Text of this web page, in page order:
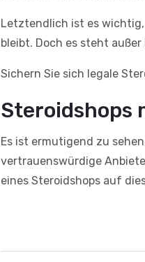
Letztendlich ist es
bleibt. Doch es steht
Sichern Sie sich legale
Steroidshops
Es ist ermutigend zu
vertrauenswürdige
eines Steroidshops auf